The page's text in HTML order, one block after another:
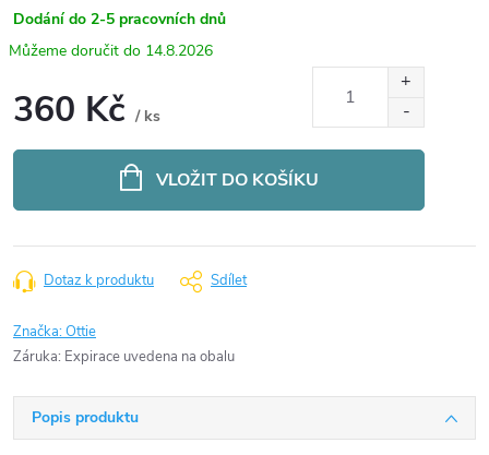
Dodání do 2-5 pracovních dnů
14.8.2026
360 Kč / ks
VLOŽIT DO KOŠÍKU
Dotaz k produktu Sdílet
Značka:Ottie
Záruka: Expirace uvedena na obalu
Popis produktu